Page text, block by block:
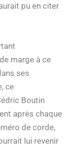
pu en citer
marge à ce
ses
ce
Boutin
après chaque
de corde,
lui revenir